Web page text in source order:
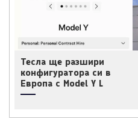
Тесла ще разшири
конфигуратора си в
Европа с Model Y L